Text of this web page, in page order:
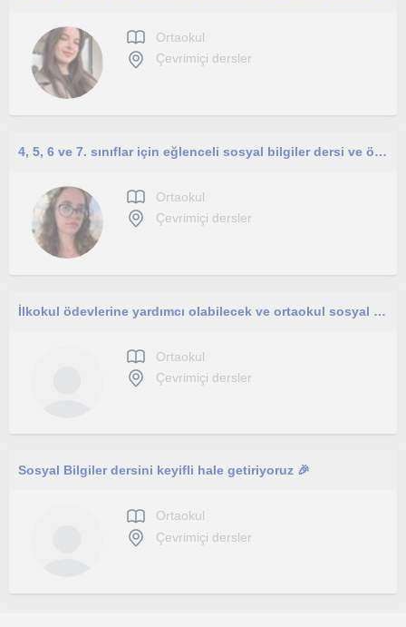
Ortaokul
Çevrimiçi dersler
4, 5, 6 ve 7. sınıflar için eğlenceli sosyal bilgiler dersi ve ödevleri için yardımcı olmaktan mutluluk duyarım
Ortaokul
Çevrimiçi dersler
İlkokul ödevlerine yardımcı olabilecek ve ortaokul sosyal bilgiler dersine destek olabilecek yetkinliğe sahibim.
Ortaokul
Çevrimiçi dersler
Sosyal Bilgiler dersini keyifli hale getiriyoruz 🎉
Ortaokul
Çevrimiçi dersler